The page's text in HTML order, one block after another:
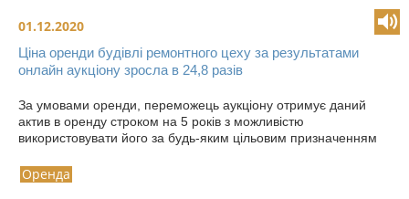
01.12.2020
Ціна оренди будівлі ремонтного цеху за результатами
онлайн аукціону зросла в 24,8 разів
За умовами оренди, переможець аукціону отримує даний
актив в оренду строком на 5 років з можливістю
використовувати його за будь-яким цільовим призначенням
Оренда